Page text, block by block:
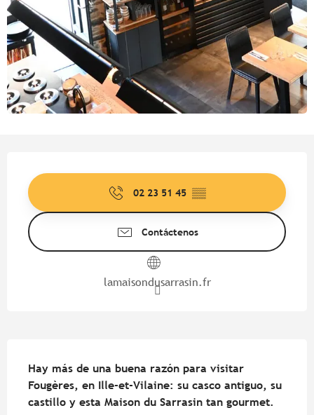
02 23 51 45 ▒▒
Contáctenos
lamaisondusarrasin.fr
Hay más de una buena razón para visitar
Fougères, en Ille-et-Vilaine: su casco antiguo, su
castillo y esta Maison du Sarrasin tan gourmet.